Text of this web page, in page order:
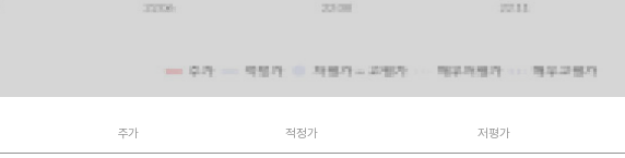
주가 적정가 저평가